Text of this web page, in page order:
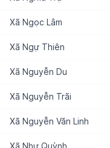
Xã Ngọc Lâm
Xã Ngự Thiên
Xã Nguyễn Du
Xã Nguyễn Trãi
Xã Nguyễn Văn Linh
Xã Như Quỳnh